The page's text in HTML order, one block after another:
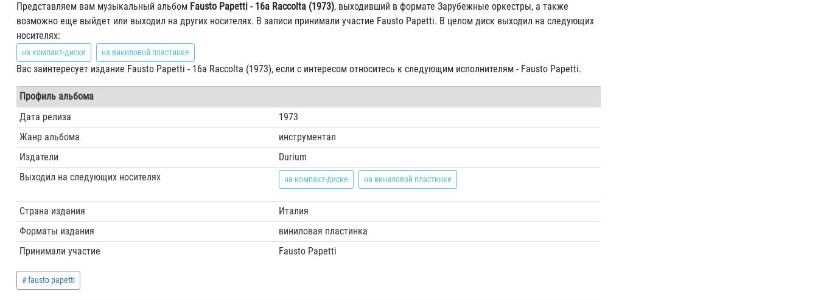
Представляем вам музыкальный альбом Fausto Papetti - 16a Raccolta (1973), выходивший в формате Зарубежные оркестры, а также
возможно еще выйдет или выходил на других носителях. В записи принимали участие Fausto Papetti. В целом диск выходил на следующих
носителях:
на компакт-диске на виниловой пластинке
Вас заинтересует издание Fausto Papetti - 16a Raccolta (1973), если с интересом относитесь к следующим исполнителям - Fausto Papetti.
Профиль альбома
Дата релиза
1973
Жанр альбома
инструментал
Издатели
Durium
Выходил на следующих носителях
на компакт-диске на виниловой пластинке
Страна издания
Италия
Форматы издания
виниловая пластинка
Принимали участие
Fausto Papetti
fausto papetti